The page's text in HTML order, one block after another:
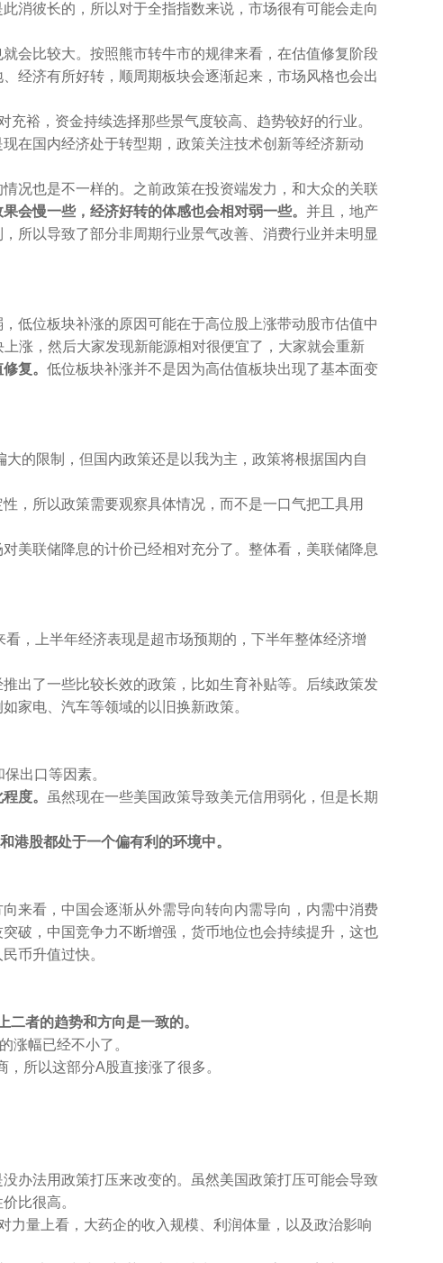
消彼长的，所以对于全指指数来说，市场很有可能会走向
会比较大。按照熊市转牛市的规律来看，在估值修复阶段
经济有所好转，顺周期板块会逐渐起来，市场风格也会出
裕，资金持续选择那些景气度较高、趋势较好的行业。
在国内经济处于转型期，政策关注技术创新等经济新动
况也是不一样的。之前政策在投资端发力，和大众的关联
会慢一些，经济好转的体感也会相对弱一些。 并且，地产
所以导致了部分非周期行业景气改善、消费行业并未明显
低位板块补涨的原因可能在于高位股上涨带动股市估值中
涨，然后大家发现新能源相对很便宜了，大家就会重新
复。 低位板块补涨并不是因为高估值板块出现了基本面变
的限制，但国内政策还是以我为主，政策将根据国内自
，所以政策需要观察具体情况，而不是一口气把工具用
美联储降息的计价已经相对充分了。整体看，美联储降息
，上半年经济表现是超市场预期的，下半年整体经济增
出了一些比较长效的政策，比如生育补贴等。后续政策发
家电、汽车等领域的以旧换新政策。
出口等因素。
度。 虽然现在一些美国政策导致美元信用弱化，但是长期
港股都处于一个偏有利的环境中。
向来看，中国会逐渐从外需导向转向内需导向，内需中消费
破，中国竞争力不断增强，货币地位也会持续提升，这也
币升值过快。
者的趋势和方向是一致的。
涨幅已经不小了。
所以这部分A股直接涨了很多。
办法用政策打压来改变的。虽然美国政策打压可能会导致
比很高。
力量上看，大药企的收入规模、利润体量，以及政治影响